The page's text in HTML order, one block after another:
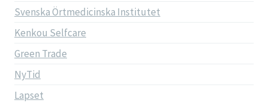
Svenska Örtmedicinska Institutet
Kenkou Selfcare
Green Trade
NyTid
Lapset